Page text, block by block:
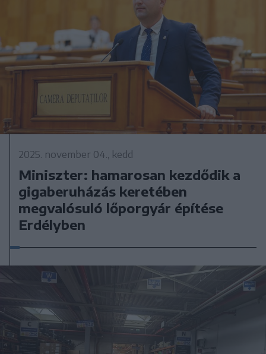
2025. november 04., kedd
Miniszter: hamarosan kezdődik a
gigaberuházás keretében
megvalósuló lőporgyár építése
Erdélyben